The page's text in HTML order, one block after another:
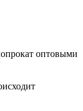
оптовыми